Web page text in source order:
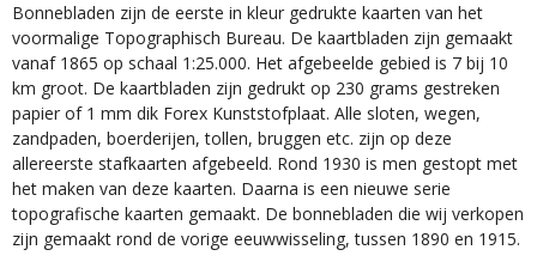
Bonnebladen zijn de eerste in kleur gedrukte kaarten van het
voormalige Topographisch Bureau. De kaartbladen zijn gemaakt
vanaf 1865 op schaal 1:25.000. Het afgebeelde gebied is 7 bij 10
km groot. De kaartbladen zijn gedrukt op 230 grams gestreken
papier of 1 mm dik Forex Kunststofplaat. Alle sloten, wegen,
zandpaden, boerderijen, tollen, bruggen etc. zijn op deze
allereerste stafkaarten afgebeeld. Rond 1930 is men gestopt met
het maken van deze kaarten. Daarna is een nieuwe serie
topografische kaarten gemaakt. De bonnebladen die wij verkopen
zijn gemaakt rond de vorige eeuwwisseling, tussen 1890 en 1915.